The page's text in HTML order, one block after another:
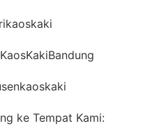
ke Tempat Kami: